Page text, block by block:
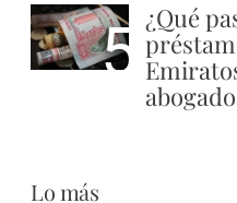
5 ¿Qué
Lo más